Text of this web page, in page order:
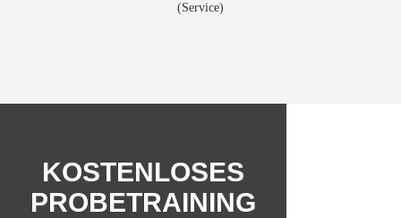
(Service)
KOSTENLOSES
PROBETRAINING